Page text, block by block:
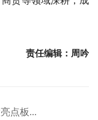
责任编辑：周吟
点板...